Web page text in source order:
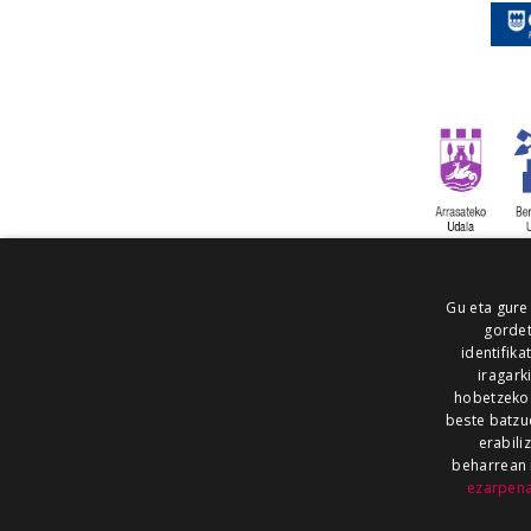
ALEA
Gu eta
hobetzeko.
beste
beharrean